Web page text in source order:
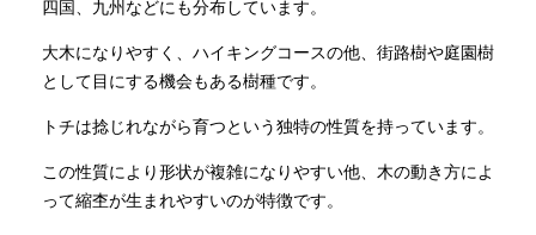
四国、九州などにも分布しています。
大木になりやすく、ハイキングコースの他、街路樹や庭園樹
として目にする機会もある樹種です。
トチは捻じれながら育つという独特の性質を持っています。
この性質により形状が複雑になりやすい他、木の動き方によ
って縮杢が生まれやすいのが特徴です。